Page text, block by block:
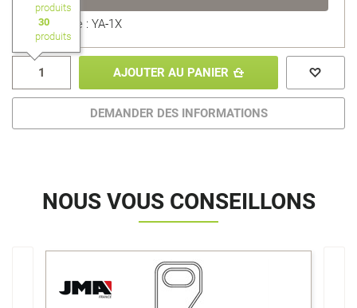
Référence : YA-1X
produits
30
produits
AJOUTER AU PANIER
DEMANDER DES INFORMATIONS
NOUS VOUS CONSEILLONS